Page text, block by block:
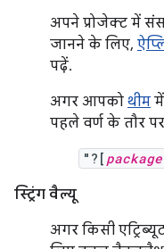
अपने प्रोजेक्ट में
जानने के लिए,
पढ़ें.
अगर आपको थीम
पहले वर्ण के तौर पर
"?[ package
स्ट्रिंग वैल्यू
अगर किसी